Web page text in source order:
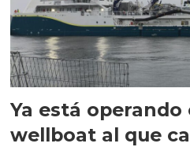
Ya está operando
wellboat al que